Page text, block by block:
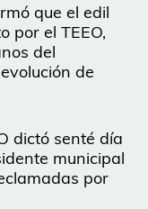
que el edil
por el TEEO,
del
de
dictó senté día
municipal
por